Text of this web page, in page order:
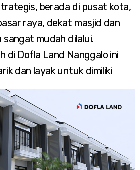
berada di pusat kota,
raya, dekat masjid dan
sangat mudah dilalui.
di Dofla Land Nanggalo ini
dan layak untuk dimiliki